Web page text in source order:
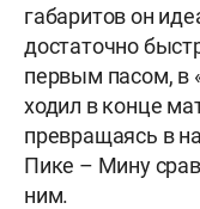
габаритов он
достаточно
первым пасом, в
ходил в конце
превращаясь в
Пике – Мину
ним.